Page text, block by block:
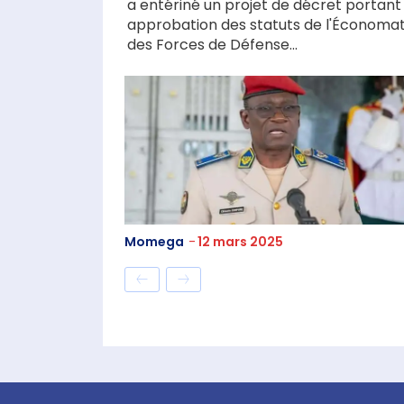
a entériné un projet de décret portant
approbation des statuts de
des Forces de Défense...
Momega -12 mars 2025